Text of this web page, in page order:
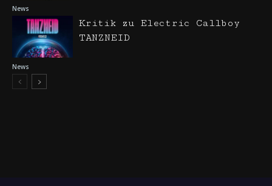
News
News
Kritik zu Electric Callboy
TANZNEID